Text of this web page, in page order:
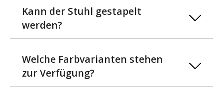
Kann der Stuhl gestapelt
werden?
Welche Farbvarianten stehen
zur Verfügung?